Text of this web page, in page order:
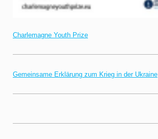
Charlemagne Youth Prize
Gemeinsame Erklärung zum Krieg in der Ukraine